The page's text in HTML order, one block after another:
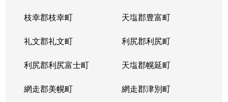
枝幸郡枝幸町 天塩郡豊富町
礼文郡礼文町 利尻郡利尻町
利尻郡利尻富士町 天塩郡幌延町
網走郡美幌町 網走郡津別町